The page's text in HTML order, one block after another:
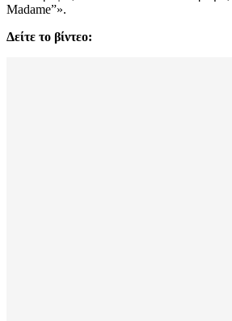
Madame”».
Δείτε το βίντεο: